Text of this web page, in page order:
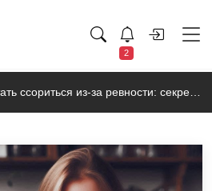
2
из-за ревности: секреты крепких отношений